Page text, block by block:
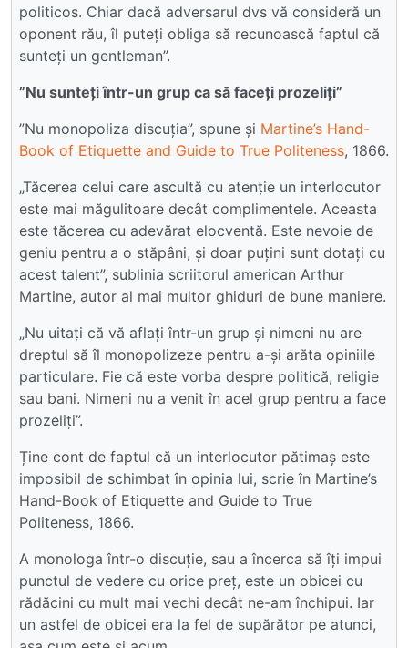
politicos. Chiar dacă adversarul dvs vă consideră un
oponent rău, îl puteți obliga să recunoască faptul că
sunteți un gentleman”.
”Nu sunteți într-un grup ca să faceți prozeliți”
”Nu monopoliza discuția”, spune și Martine’s Hand-
Book of Etiquette and Guide to True Politeness, 1866.
„Tăcerea celui care ascultă cu atenție un interlocutor
este mai măgulitoare decât complimentele. Aceasta
este tăcerea cu adevărat elocventă. Este nevoie de
geniu pentru a o stăpâni, și doar puțini sunt dotați cu
acest talent”, sublinia scriitorul american Arthur
Martine, autor al mai multor ghiduri de bune maniere.
„Nu uitați că vă aflați într-un grup și nimeni nu are
dreptul să îl monopolizeze pentru a-și arăta opiniile
particulare. Fie că este vorba despre politică, religie
sau bani. Nimeni nu a venit în acel grup pentru a face
prozeliți”.
Ține cont de faptul că un interlocutor pătimaș este
imposibil de schimbat în opinia lui, scrie în Martine’s
Hand-Book of Etiquette and Guide to True
Politeness, 1866.
A monologa într-o discuție, sau a încerca să îți impui
punctul de vedere cu orice preț, este un obicei cu
rădăcini cu mult mai vechi decât ne-am închipui. Iar
un astfel de obicei era la fel de supărător pe atunci,